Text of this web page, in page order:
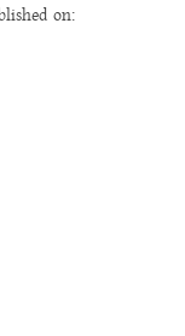
on: